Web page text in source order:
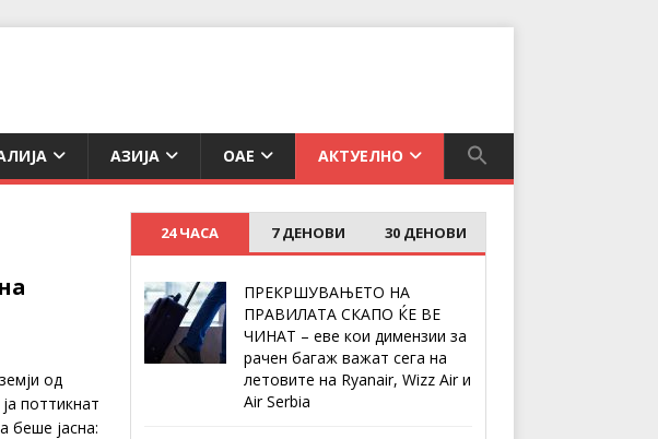
АЗИЈА ОАЕ АКТУЕЛНО
од
поттикнат
беше јасна:
24 ЧАСА 7 ДЕНОВИ 30 ДЕНОВИ
ПРЕКРШУВАЊЕТО НА
ПРАВИЛАТА СКАПО ЌЕ ВЕ
ЧИНАТ – еве кои димензии за
рачен багаж важат сега на
летовите на Ryanair, Wizz Air и
Air Serbia